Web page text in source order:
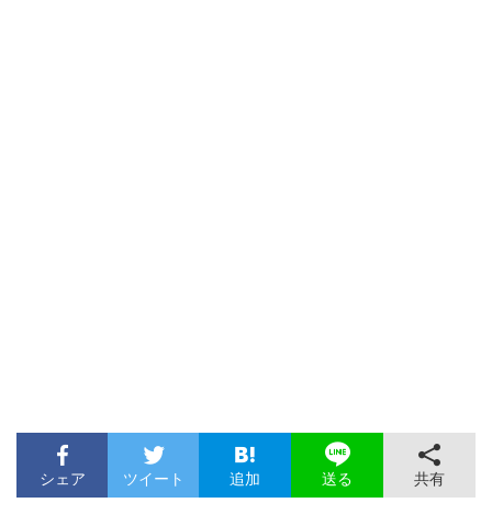
シェア ツイート 追加 送る 共有